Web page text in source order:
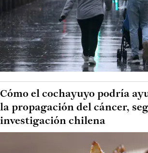
Cómo el cochayuyo podría
la propagación del cáncer,
investigación chilena